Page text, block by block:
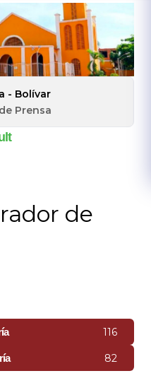
- Bolívar
Prensa
de
116
82